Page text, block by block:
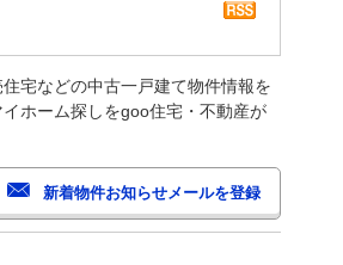
宅などの中古一戸建て物件情報を
ホーム探しをgoo住宅・不動産が